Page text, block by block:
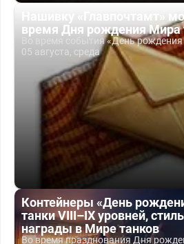
Нашивку «Главпочтамт»
время Дня рождения Мира
Во время события «День
05 августа, среда
Контейнеры «День
танки VIII–IX уровней,
награды в Мире танков
Во время празднования Дня